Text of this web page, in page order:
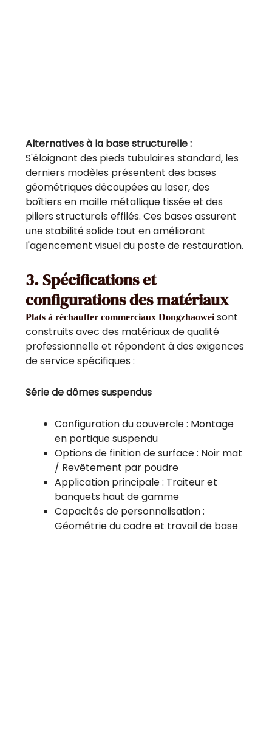
Alternatives à la base structurelle :
S'éloignant des pieds tubulaires standard, les
derniers modèles présentent des bases
géométriques découpées au laser, des
boîtiers en maille métallique tissée et des
piliers structurels effilés. Ces bases assurent
une stabilité solide tout en améliorant
l'agencement visuel du poste de restauration.
3. Spécifications et
configurations des matériaux
Plats à réchauffer commerciaux Dongzhaowei sont
construits avec des matériaux de qualité
professionnelle et répondent à des exigences
de service spécifiques :
Série de dômes suspendus
Configuration du couvercle : Montage
en portique suspendu
Options de finition de surface : Noir mat
/ Revêtement par poudre
Application principale : Traiteur et
banquets haut de gamme
Capacités de personnalisation :
Géométrie du cadre et travail de base